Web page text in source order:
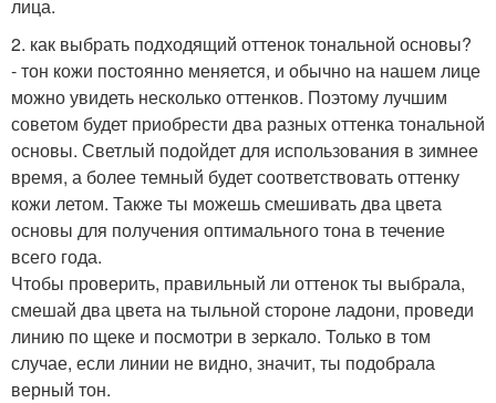
лица.
2. как выбрать подходящий оттенок тональной основы?
- тон кожи постоянно меняется, и обычно на нашем лице
можно увидеть несколько оттенков. Поэтому лучшим
советом будет приобрести два разных оттенка тональной
основы. Светлый подойдет для использования в зимнее
время, а более темный будет соответствовать оттенку
кожи летом. Также ты можешь смешивать два цвета
основы для получения оптимального тона в течение
всего года.
Чтобы проверить, правильный ли оттенок ты выбрала,
смешай два цвета на тыльной стороне ладони, проведи
линию по щеке и посмотри в зеркало. Только в том
случае, если линии не видно, значит, ты подобрала
верный тон.